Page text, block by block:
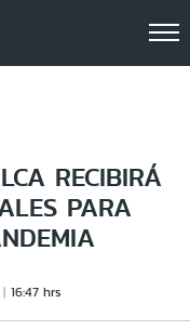
RECIBIRÁ
PARA
16:47 hrs